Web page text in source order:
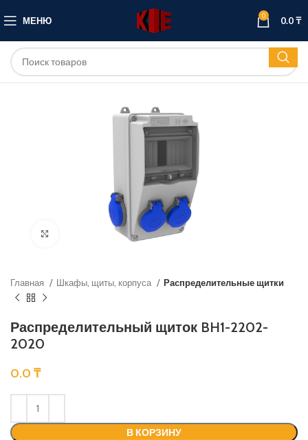
МЕНЮ 0 0.0₸
Нажмите, чтобы увеличить
Главная Шкафы, щиты, корпуса Распределительные щитки
Распределительный щиток BH1-2202-
2020
0.0 ₸
В КОРЗИНУ